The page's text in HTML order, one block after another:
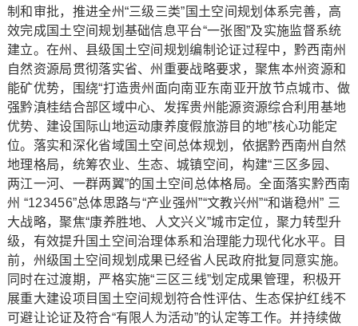
制和审批，推进全州“三级三类”国土空间规划体系完善，高
效完成国土空间规划基础信息平台“一张图”及实施监督系统
建立。在州、县级国土空间规划编制论证过程中，黔西南州
自然资源局贯彻落实省、州重要战略要求，聚焦本州资源和
能矿优势，围绕“打造贵州面向南亚东南亚开放节点城市、做
强黔滇桂结合部区域中心、发挥贵州能源资源综合利用基地
优势、建设国际山地运动康养度假旅游目的地”核心功能定
位。落实和深化省域国土空间总体规划，依据黔西南州自然
地理格局，统筹农业、生态、城镇空间，构建“三区多园、
两江一河、一群两翼”的国土空间总体格局。全面落实黔西南
州 “123456”总体思路与“产业强州”“文教兴州”“和谐稳州” 三
大战略，聚焦“康养胜地、人文兴义”城市定位，聚力转型升
级，有效提升国土空间治理体系和治理能力现代化水平。目
前，州级国土空间规划成果已经省人民政府批复同意实施。
同时在过渡期，严格实施“三区三线”划定成果管理，积极开
展重大建设项目国土空间规划符合性评估、生态保护红线不
可避让论证及符合“有限人为活动”的认定等工作。并持续做